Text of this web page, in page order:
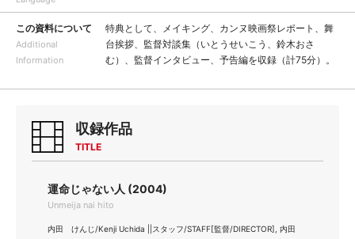
この資料について
Additional
Information
特典として、メイキング、カンヌ映画祭レポート、舞
台挨拶、監督対談集（いとうせいこう、鈴木おさ
む）、監督インタビュー、予告編を収録（計75分）。
収録作品
TITLE
運命じゃない人 (2004)
Unmeija nai hito
内田 けんじ/Kenji Uchida ||スタッフ/STAFF[監督/DIRECTOR], 内田